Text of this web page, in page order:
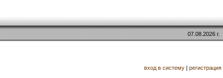
07.08.2026 г.
вход в систему | регистрация